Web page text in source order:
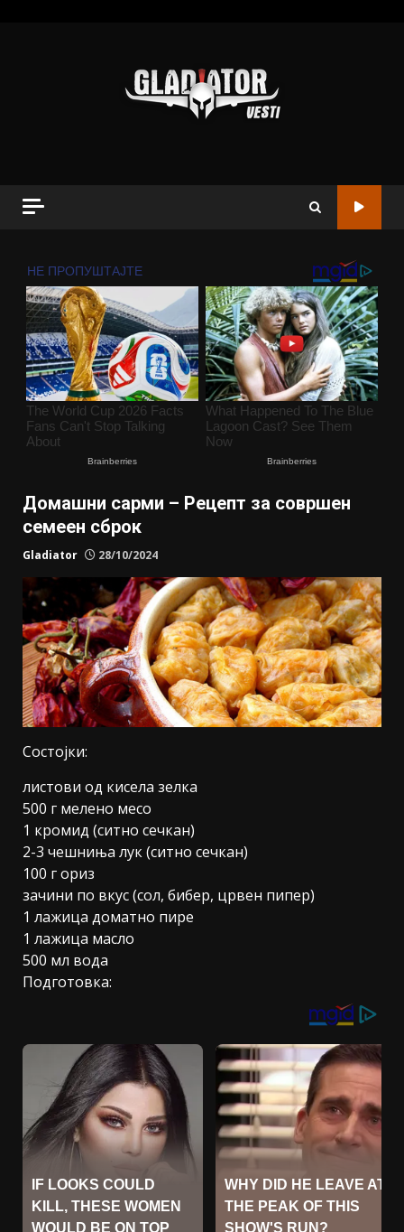
Домашни сарми – Рецепт за совршен
семеен сброк
Gladiator 28/10/2024
Состојки:
листови од кисела зелка
500 г мелено месо
1 кромид (ситно сечкан)
2-3 чешниња лук (ситно сечкан)
100 г ориз
зачини по вкус (сол, бибер, црвен пипер)
1 лажица доматно пире
1 лажица масло
500 мл вода
Подготовка: